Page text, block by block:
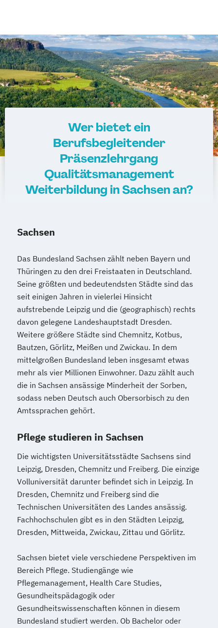
Wer bietet ein
Berufsbegleitender
Präsenzlehrgang
Qualitätsmanagement
Weiterbildung in Sachsen an?
Sachsen
Das Bundesland Sachsen zählt neben Bayern und
Thüringen zu den drei Freistaaten in Deutschland.
Seine größten und bedeutendsten Städte sind das
seit einigen Jahren in vielerlei Hinsicht
aufstrebende Leipzig und die (geographisch) rechts
davon gelegene Landeshauptstadt Dresden.
Weitere größere Städte sind Chemnitz, Kotbus,
Bautzen, Görlitz, Meißen und Zwickau. In dem
mittelgroßen Bundesland leben insgesamt etwas
mehr als vier Millionen Einwohner. Dazu zählt auch
die in Sachsen ansässige Minderheit der Sorben,
sodass neben Deutsch auch Obersorbisch zu den
Amtssprachen gehört.
Pflege studieren in Sachsen
Die wichtigsten Universitätsstädte Sachsens sind
Leipzig, Dresden, Chemnitz und Freiberg. Die einzige
Volluniversität darunter befindet sich in Leipzig. In
Dresden, Chemnitz und Freiberg sind die
Technischen Universitäten des Landes ansässig.
Fachhochschulen gibt es in den Städten Leipzig,
Dresden, Mittweida, Zwickau, Zittau und Görlitz.
Sachsen bietet viele verschiedene Perspektiven im
Bereich Pflege. Studiengänge wie
Pflegemanagement, Health Care Studies,
Gesundheitspädagogik oder
Gesundheitswissenschaften können in diesem
Bundesland studiert werden. Ob Bachelor oder